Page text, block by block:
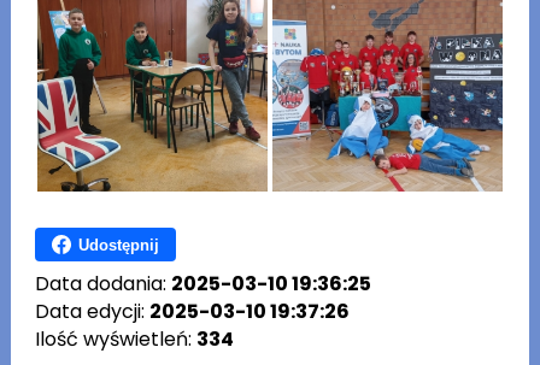
Udostępnij
Data dodania: 2025-03-10 19:36:25
Data edycji: 2025-03-10 19:37:26
Ilość wyświetleń: 334